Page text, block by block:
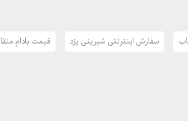
یزد باشد. اما پشمک پُفی با عبور جریان هوای گرم و
سفارش اینترنتی شیرینی یزد قیمت بادام منقا